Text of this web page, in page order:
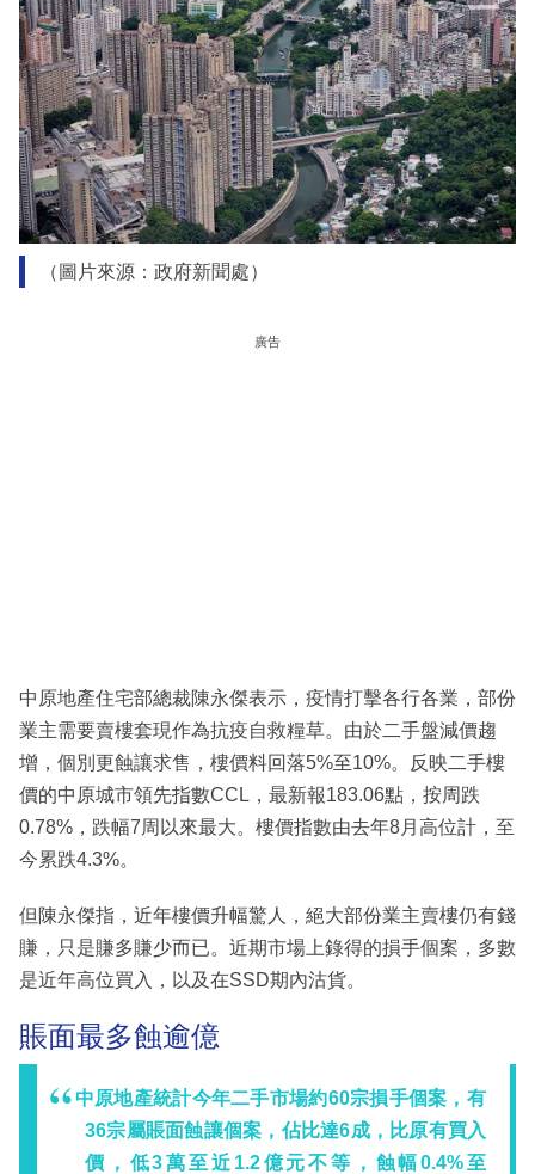
（圖片來源：政府新聞處）
廣告
中原地產住宅部總裁陳永傑表示，疫情打擊各行各業，部份
業主需要賣樓套現作為抗疫自救糧草。由於二手盤減價趨
增，個別更蝕讓求售，樓價料回落5%至10%。反映二手樓
價的中原城市領先指數CCL，最新報183.06點，按周跌
0.78%，跌幅7周以來最大。樓價指數由去年8月高位計，至
今累跌4.3%。
但陳永傑指，近年樓價升幅驚人，絕大部份業主賣樓仍有錢
賺，只是賺多賺少而已。近期市場上錄得的損手個案，多數
是近年高位買入，以及在SSD期內沽貨。
賬面最多蝕逾億
中原地產統計今年二手市場約60宗損手個案，有
36宗屬賬面蝕讓個案，佔比達6成，比原有買入
價，低3萬至近1.2億元不等，蝕幅0.4%至